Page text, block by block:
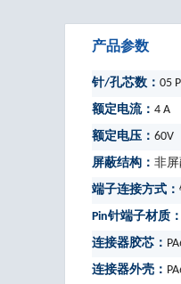
产品参数
针/孔芯数： 05
额定电流： 4 A
额定电压： 60V
屏蔽结构： 非
端子连接方式：
Pin针端子材质：
连接器胶芯：
连接器外壳：